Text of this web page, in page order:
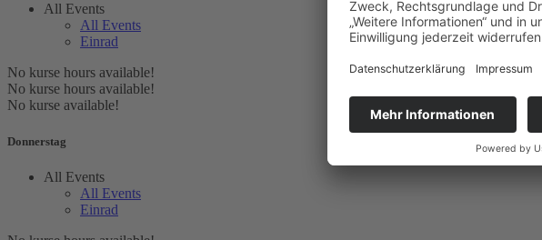
All Events
All Events
Einrad
No kurse hours available!
No kurse hours available!
No kurse available!
Donnerstag
All Events
All Events
Einrad